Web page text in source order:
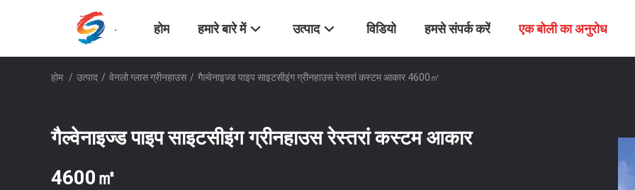
होम हमारे बारे में उत्पाद विडियो हमसे संपर्क करें एक बोली का अनुरोध
होम / उत्पाद / वेनलो ग्लास ग्रीनहाउस / गैल्वेनाइज्ड पाइप साइटसीइंग ग्रीनहाउस रेस्तरां कस्टम आकार 4600㎡
गैल्वेनाइज्ड पाइप साइटसीइंग ग्रीनहाउस रेस्तरां कस्टम आकार
4600㎡